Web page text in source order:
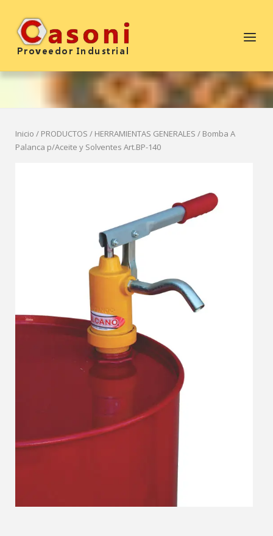
contenido
Inicio
Menú
Inicio / PRODUCTOS / HERRAMIENTAS GENERALES / Bomba A
Palanca p/Aceite y Solventes Art.BP-140